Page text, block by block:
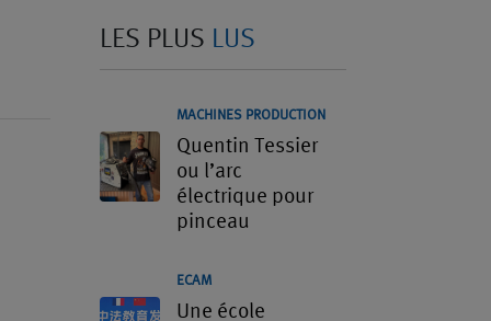
LES PLUS LUS
MACHINES PRODUCTION
Quentin Tessier
ou l’arc
électrique pour
pinceau
ECAM
Une école